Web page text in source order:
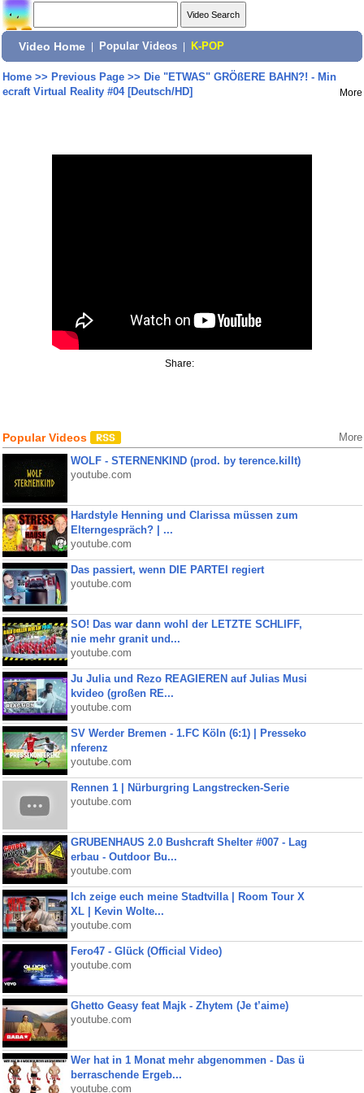
Video Home Popular Videos K-POP
Home>> Previous Page>> Die "ETWAS" GRÖßERE BAHN?! - Min
ecraft Virtual Reality #04 [Deutsch/HD]
More
Share:
Popular Videos More
WOLF - STERNENKIND (prod. by terence.killt)
youtube.com
Hardstyle Henning und Clarissa müssen zum
Elterngespräch? | ...
youtube.com
Das passiert, wenn DIE PARTEI regiert
youtube.com
SO! Das war dann wohl der LETZTE SCHLIFF,
nie mehr granit und...
youtube.com
Ju Julia und Rezo REAGIEREN auf Julias Musi
kvideo (großen RE...
youtube.com
SV Werder Bremen - 1.FC Köln (6:1) | Presseko
nferenz
youtube.com
Rennen 1 | Nürburgring Langstrecken-Serie
youtube.com
GRUBENHAUS 2.0 Bushcraft Shelter #007 - Lag
erbau - Outdoor Bu...
youtube.com
Ich zeige euch meine Stadtvilla | Room Tour X
XL | Kevin Wolte...
youtube.com
Fero47 - Glück (Official Video)
youtube.com
Ghetto Geasy feat Majk - Zhytem (Je t’aime)
youtube.com
Wer hat in 1 Monat mehr abgenommen - Das ü
berraschende Ergeb...
youtube.com